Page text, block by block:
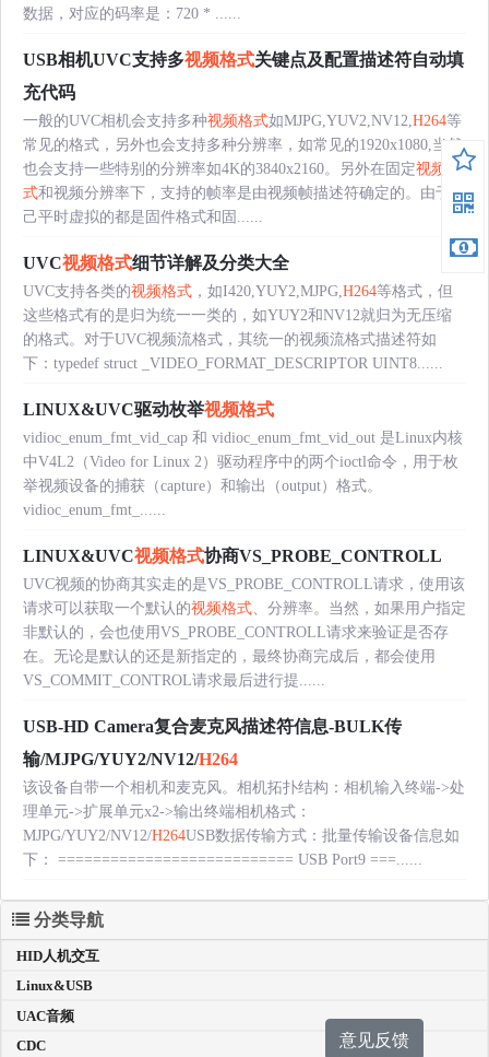
数据，对应的码率是：720 * ......
USB相机UVC支持多视频格式关键点及配置描述符自动填
充代码
一般的UVC相机会支持多种视频格式如MJPG,YUV2,NV12,H264等
常见的格式，另外也会支持多种分辨率，如常见的1920x1080,当然
也会支持一些特别的分辨率如4K的3840x2160。另外在固定视频格
式和视频分辨率下，支持的帧率是由视频帧描述符确定的。由于自
己平时虚拟的都是固件格式和固......
UVC视频格式细节详解及分类大全
UVC支持各类的视频格式 ，如I420,YUY2,MJPG,H264等格式，但
这些格式有的是归为统一一类的，如YUY2和NV12就归为无压缩
的格式。对于UVC视频流格式，其统一的视频流格式描述符如
下：typedef struct _VIDEO_FORMAT_DESCRIPTOR UINT8......
LINUX&UVC驱动枚举视频格式
vidioc_enum_fmt_vid_cap 和 vidioc_enum_fmt_vid_out 是Linux内核
中V4L2（Video for Linux 2）驱动程序中的两个ioctl命令，用于枚
举视频设备的捕获（capture）和输出（output）格式。
vidioc_enum_fmt_......
LINUX&UVC视频格式协商VS_PROBE_CONTROLL
UVC视频的协商其实走的是VS_PROBE_CONTROLL请求，使用该
请求可以获取一个默认的视频格式、分辨率。当然，如果用户指定
非默认的，会也使用VS_PROBE_CONTROLL请求来验证是否存
在。无论是默认的还是新指定的，最终协商完成后，都会使用
VS_COMMIT_CONTROL请求最后进行提......
USB-HD Camera复合麦克风描述符信息-BULK传
输/MJPG/YUY2/NV12/H264
该设备自带一个相机和麦克风。相机拓扑结构：相机输入终端->处
理单元->扩展单元x2->输出终端相机格式：
MJPG/YUY2/NV12/H264USB数据传输方式：批量传输设备信息如
下： =========================== USB Port9 ===......
分类导航
HID人机交互
Linux&USB
UAC音频
CDC
意见反馈